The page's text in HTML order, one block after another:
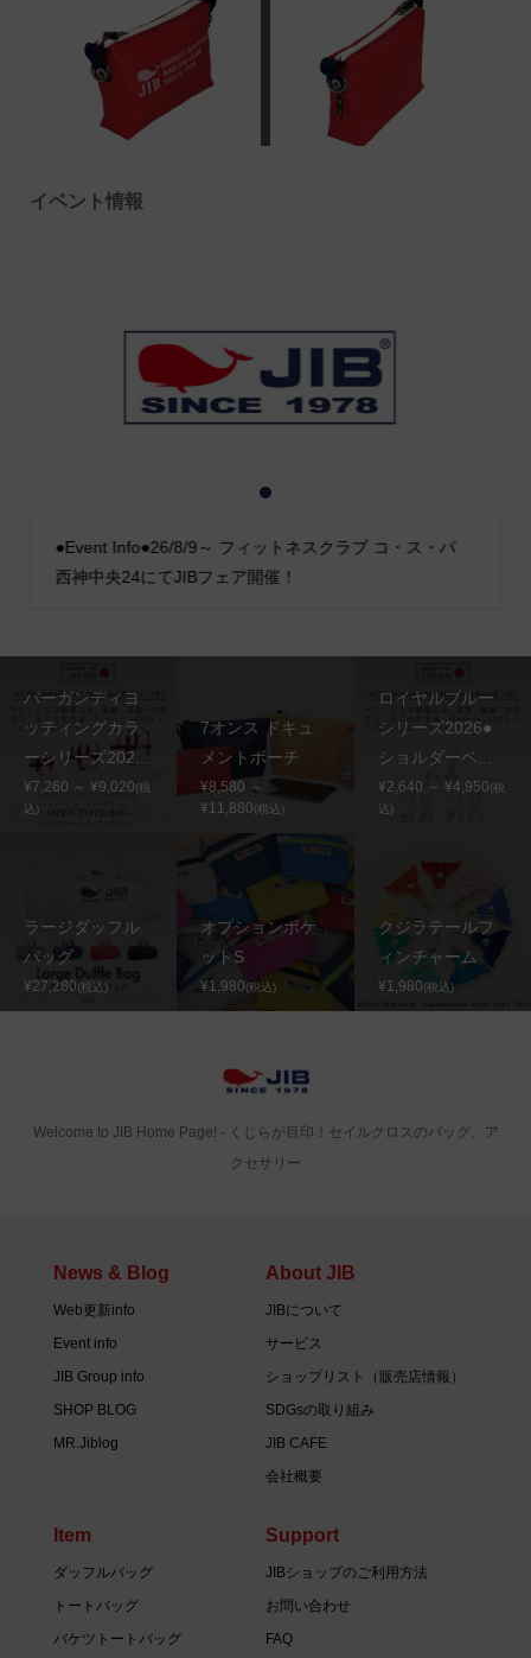
イベント情報
●Event Info●26/8/9～ フィットネスクラブ コ・ス・パ
西神中央24にてJIBフェア開催！
2
バーガンディヨ
ッティングカラ
ーシリーズ202...
¥7,260 ～ ¥9,020(税
込)
7オンス ドキュ
メントポーチ
¥8,580 ～
¥11,880(税込)
ロイヤルブルー
シリーズ2026●
ショルダーベ...
¥2,640 ～ ¥4,950(税
込)
ラージダッフル
バッグ
¥27,280(税込)
オプションポケ
ットS
¥1,980(税込)
クジラテールフ
ィンチャーム
¥1,980(税込)
Welcome to JIB Home Page! ‐ くじらが目印！セイルクロスのバッグ、ア
クセサリー
News & Blog
Web更新info
Event info
JIB Group info
SHOP BLOG
MR.Jiblog
About JIB
JIBについて
サービス
ショップリスト（販売店情報）
SDGsの取り組み
JIB CAFE
会社概要
Item
ダッフルバッグ
トートバッグ
バケツトートバッグ
Support
JIBショップのご利用方法
お問い合わせ
FAQ